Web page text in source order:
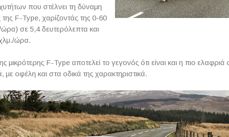
που στέλνει τη δύναμη
F-Type, χαρίζοντάς της 0-60
σε 5,4 δευτερόλεπτα και
χλμ./ώρα.
μικρότερης F-Type αποτελεί το γεγονός ότι είναι και η πιο
με οφέλη και στα οδικά της χαρακτηριστικά.